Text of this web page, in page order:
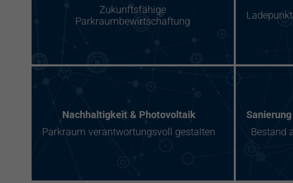
Zukunftsfähige
Parkraumbewirtschaftung
Nachhaltigkeit & Photovoltaik
Parkraum verantwortungsvoll gestalten
Bestand